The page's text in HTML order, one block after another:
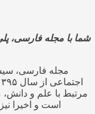
شما با مجله فارسی،
مجله فارسی،
مرتبط با علم و دانش،
است و اخیرا